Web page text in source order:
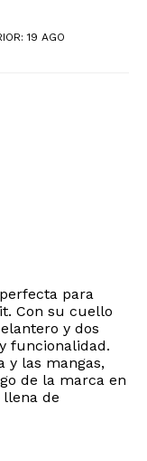
19 AGO
para
Con su cuello
y dos
funcionalidad.
y las mangas,
de la marca en
de